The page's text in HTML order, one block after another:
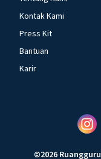
Kontak Kami
Press Kit
Bantuan
Karir
©2026 Ruangguru